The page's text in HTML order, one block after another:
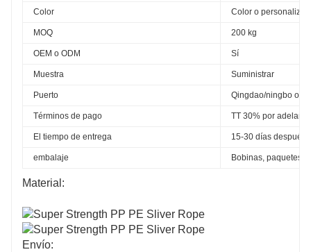
Color Color o
MOQ 200 kg
OEM o ODM Sí
Muestra Suministrar
Puerto Qingdao/ningbo o
Términos de pago TT 30% por
El tiempo de entrega 15-30 días después
embalaje Bobinas, paquetes,
Material:
Envío: